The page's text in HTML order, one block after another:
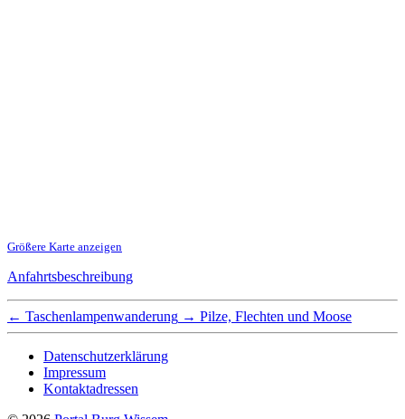
Größere Karte anzeigen
Anfahrtsbeschreibung
← Taschenlampenwanderung → Pilze, Flechten und Moose
Datenschutzerklärung
Impressum
Kontaktadressen